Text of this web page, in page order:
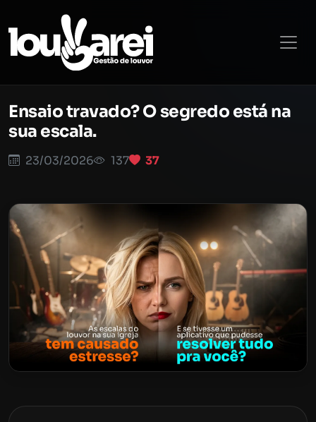
Ensaio travado? O segredo está na
sua escala.
23/03/2026 137 37